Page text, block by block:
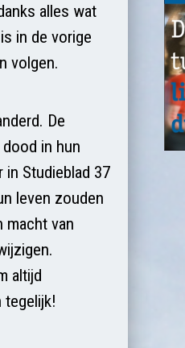
alles wat
in de vorige
volgen.
De
in hun
in Studieblad 37
leven zouden
macht van
altijd
tegelijk!